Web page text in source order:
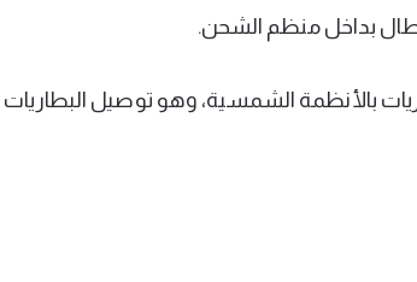
بالأنظمة الشمسية، وهو توصيل البطاريات